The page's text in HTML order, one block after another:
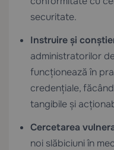
securitate.
Instruire și
administratorilor
funcționează în
credențiale,
tangibile și
Cercetarea
noi slăbiciuni în